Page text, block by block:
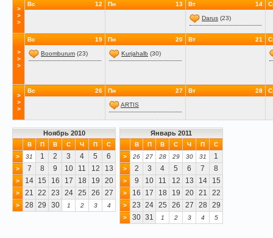
>
>
>
12
Вс 13
Пн 14
Вт
Darus (23)
>
>
>
19
Вс
Boomburum (23)
20
Пн
Kurjahalb (30)
21
Вт
>
>
>
26
Вс 27
Пн
ARTIS
28
Вт
Ноябрь 2010
В П В С Ч П
С
>
31 1 2 3 4 5 6
> 7 8 9 10 11 12 13
> 14 15 16 17 18 19 20
> 21 22 23 24 25 26 27
> 28 29 30 1 2 3 4
Январь 2011
В П В С Ч П
С
>
26 27 28 29 30 31 1
> 2 3 4 5 6 7 8
> 9 10 11 12 13 14 15
> 16 17 18 19 20 21 22
> 23 24 25 26 27 28 29
> 30 31 1 2 3 4 5